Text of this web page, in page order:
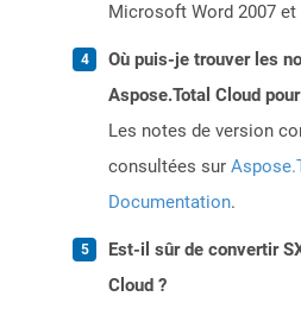
Microsoft Word 2007 et
Où puis-je trouver les
Aspose.Total Cloud
Les notes de version
consultées sur
Documentation.
Est-il sûr de convertir
Cloud ?